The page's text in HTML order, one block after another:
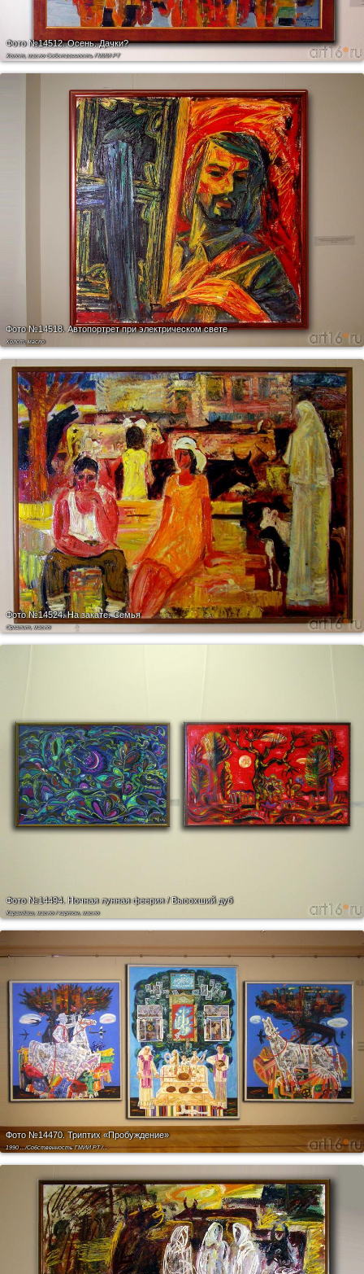
Фото №14512.Осень. Дачки?
Холст, масло Собственность ГМИИ РТ
Фото №14518.Автопортрет при электрическом свете
Холст, масло
Фото №14524.На закате. Семья
Оргалит, масло
Фото №14494.Ночная лунная феерия / Высохший дуб
Карандаш, масло / картон, масло
Фото №14470. Триптих «Пробуждение»
1990 .../Собственность ГМИИ РТ /...